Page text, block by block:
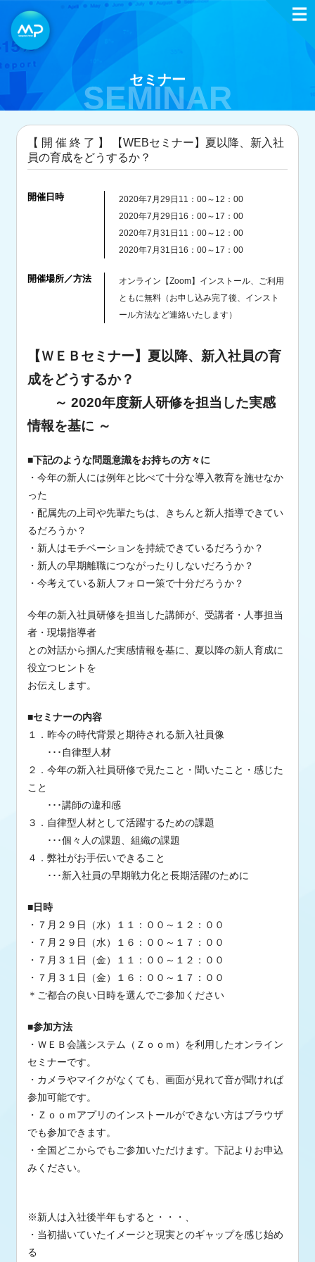
セミナー
SEMINAR
【 開 催 終 了 】 【WEBセミナー】夏以降、新入社
員の育成をどうするか？
開催日時
2020年7月29日11：00～12：00
2020年7月29日16：00～17：00
2020年7月31日11：00～12：00
2020年7月31日16：00～17：00
開催場所／方法
オンライン【Zoom】インストール、ご利用
ともに無料（お申し込み完了後、インスト
ール方法など連絡いたします）
【ＷＥＢセミナー】夏以降、新入社員の育
成をどうするか？
～ 2020年度新人研修を担当した実感
情報を基に ～
■下記のような問題意識をお持ちの方々に
・今年の新人には例年と比べて十分な導入教育を施せなか
った
・配属先の上司や先輩たちは、きちんと新人指導できてい
るだろうか？
・新人はモチベーションを持続できているだろうか？
・新人の早期離職につながったりしないだろうか？
・今考えている新人フォロー策で十分だろうか？
今年の新入社員研修を担当した講師が、受講者・人事担当
者・現場指導者
との対話から掴んだ実感情報を基に、夏以降の新人育成に
役立つヒントを
お伝えします。
■セミナーの内容
１．昨今の時代背景と期待される新入社員像
･･･自律型人材
２．今年の新入社員研修で見たこと・聞いたこと・感じた
こと
･･･講師の違和感
３．自律型人材として活躍するための課題
･･･個々人の課題、組織の課題
４．弊社がお手伝いできること
･･･新入社員の早期戦力化と長期活躍のために
■日時
・７月２９日（水）１１：００～１２：００
・７月２９日（水）１６：００～１７：００
・７月３１日（金）１１：００～１２：００
・７月３１日（金）１６：００～１７：００
＊ご都合の良い日時を選んでご参加ください
■参加方法
・ＷＥＢ会議システム（Ｚｏｏｍ）を利用したオンライン
セミナーです。
・カメラやマイクがなくても、画面が見れて音が聞ければ
参加可能です。
・Ｚｏｏｍアプリのインストールができない方はブラウザ
でも参加できます。
・全国どこからでもご参加いただけます。下記よりお申込
みください。
※新人は入社後半年もすると・・・、
・当初描いていたイメージと現実とのギャップを感じ始め
る